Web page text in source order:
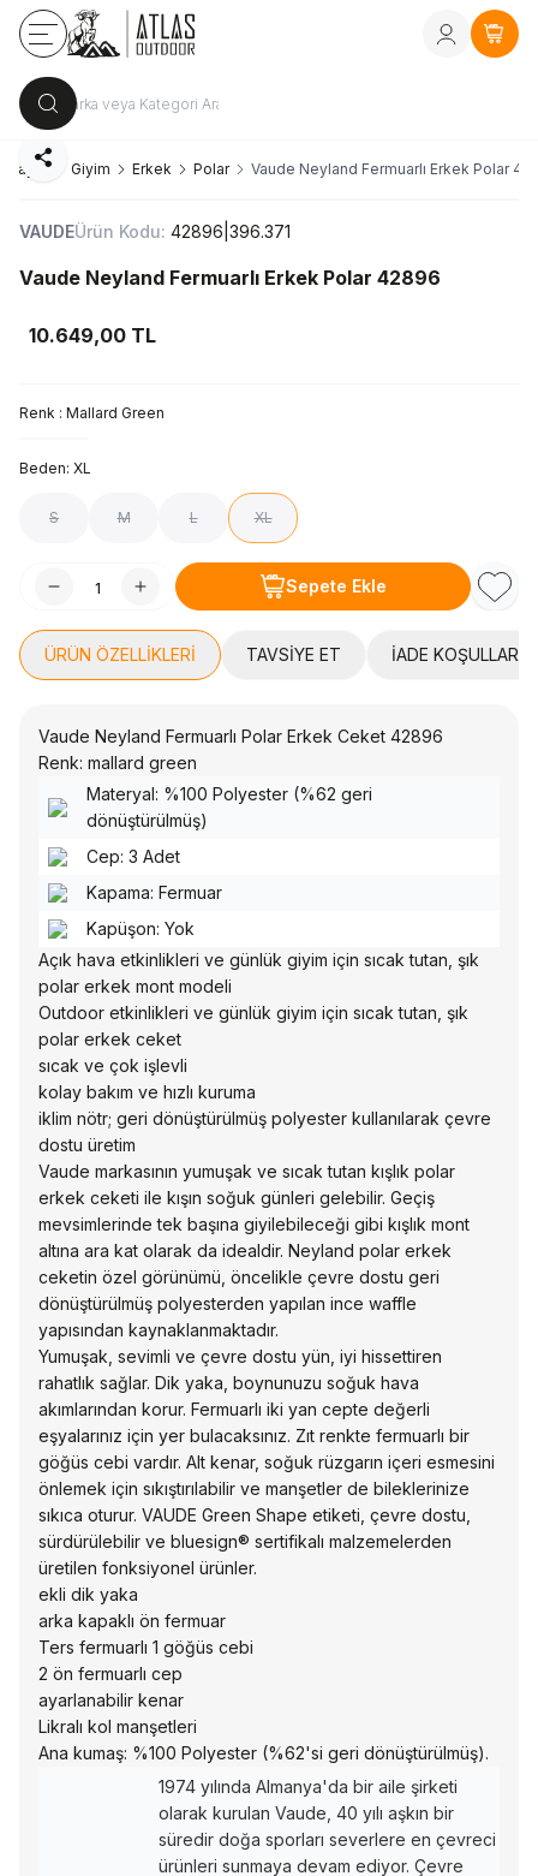
Kayıt Ol veya
Sayfa Giyim Erkek Polar Vaude Neyland Fermuarlı Erkek Polar
Paylaş
VAUDEÜrün Kodu: 42896|396.371
Vaude Neyland Fermuarlı Erkek Polar 42896
10.649,00 TL
Renk : Mallard Green
Beden: XL
S M L XL
Sepete Ekle
ÜRÜN ÖZELLIKLERI TAVSIYE ET İADE KOŞULLARI
Vaude Neyland Fermuarlı Polar Erkek Ceket 42896
Renk: mallard green
Materyal: %100 Polyester (%62 geri
dönüştürülmüş)
Cep: 3 Adet
Kapama: Fermuar
Kapüşon: Yok
Açık hava etkinlikleri ve günlük giyim için sıcak tutan, şık
polar erkek mont modeli
Outdoor etkinlikleri ve günlük giyim için sıcak tutan, şık
polar erkek ceket
sıcak ve çok işlevli
kolay bakım ve hızlı kuruma
iklim nötr; geri dönüştürülmüş polyester kullanılarak çevre
dostu üretim
Vaude markasının yumuşak ve sıcak tutan kışlık polar
erkek ceketi ile kışın soğuk günleri gelebilir. Geçiş
mevsimlerinde tek başına giyilebileceği gibi kışlık mont
altına ara kat olarak da idealdir. Neyland polar erkek
ceketin özel görünümü, öncelikle çevre dostu geri
dönüştürülmüş polyesterden yapılan ince waffle
yapısından kaynaklanmaktadır.
Yumuşak, sevimli ve çevre dostu yün, iyi hissettiren
rahatlık sağlar. Dik yaka, boynunuzu soğuk hava
akımlarından korur. Fermuarlı iki yan cepte değerli
eşyalarınız için yer bulacaksınız. Zıt renkte fermuarlı bir
göğüs cebi vardır. Alt kenar, soğuk rüzgarın içeri esmesini
önlemek için sıkıştırılabilir ve manşetler de bileklerinize
sıkıca oturur. VAUDE Green Shape etiketi, çevre dostu,
sürdürülebilir ve bluesign® sertifikalı malzemelerden
üretilen fonksiyonel ürünler.
ekli dik yaka
arka kapaklı ön fermuar
Ters fermuarlı 1 göğüs cebi
2 ön fermuarlı cep
ayarlanabilir kenar
Likralı kol manşetleri
Ana kumaş: %100 Polyester (%62'si geri dönüştürülmüş).
1974 yılında Almanya'da bir aile şirketi
olarak kurulan Vaude, 40 yılı aşkın bir
süredir doğa sporları severlere en çevreci
ürünleri sunmaya devam ediyor. Çevre